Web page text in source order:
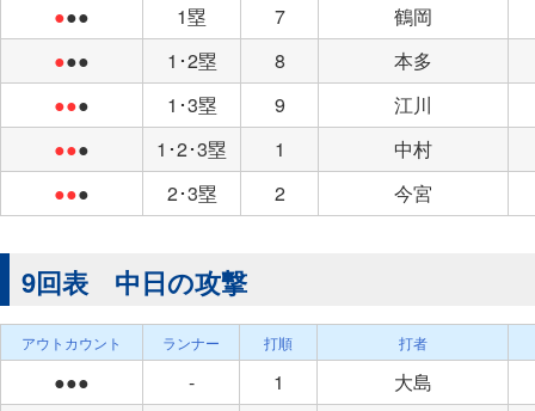
●●● 1塁 7
鶴岡
●●● 1･2塁 8
本多
●●● 1･3塁 9
江川
●●● 1･2･3塁 1
中村
●●● 2･3塁 2 今宮
9回表 中日の攻撃
アウトカウント ランナー 打順 打者
●●● - 1
大島